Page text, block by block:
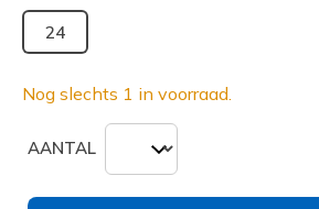
24
Nog slechts 1 in voorraad.
AANTAL